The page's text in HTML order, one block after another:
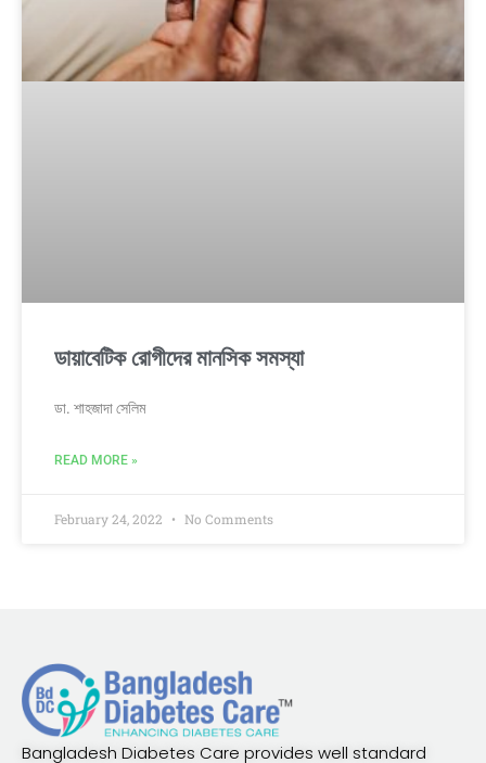
ডায়াবেটিক রোগীদের মানসিক সমস্যা
ডা. শাহজাদা সেলিম
READ MORE »
February 24, 2022 No Comments
Bangladesh Diabetes Care provides well standard